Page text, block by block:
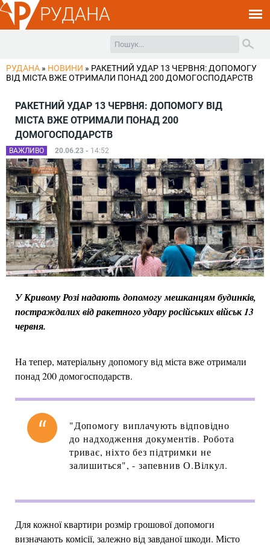
РУДАНА
РУДАНА » НОВИНИ » РАКЕТНИЙ УДАР 13 ЧЕРВНЯ: ДОПОМОГУ
ВІД МІСТА ВЖЕ ОТРИМАЛИ ПОНАД 200 ДОМОГОСПОДАРСТВ
РАКЕТНИЙ УДАР 13 ЧЕРВНЯ: ДОПОМОГУ ВІД
МІСТА ВЖЕ ОТРИМАЛИ ПОНАД 200
ДОМОГОСПОДАРСТВ
ВАЖЛИВО 20.06.23 - 14:52
У Кривому Розі надають допомогу мешканцям будинків,
постраждалих від ракетного удару російських військ 13
червня.
На тепер, матеріальну допомогу від міста вже отримали
понад 200 домогосподарств.
"Допомогу виплачують відповідно
до надходження документів. Робота
триває, ніхто без підтримки не
залишиться", - запевнив О.Вілкул.
Для кожної квартири розмір грошової допомоги
визначають комісії, залежно від завданої шкоди. Місто